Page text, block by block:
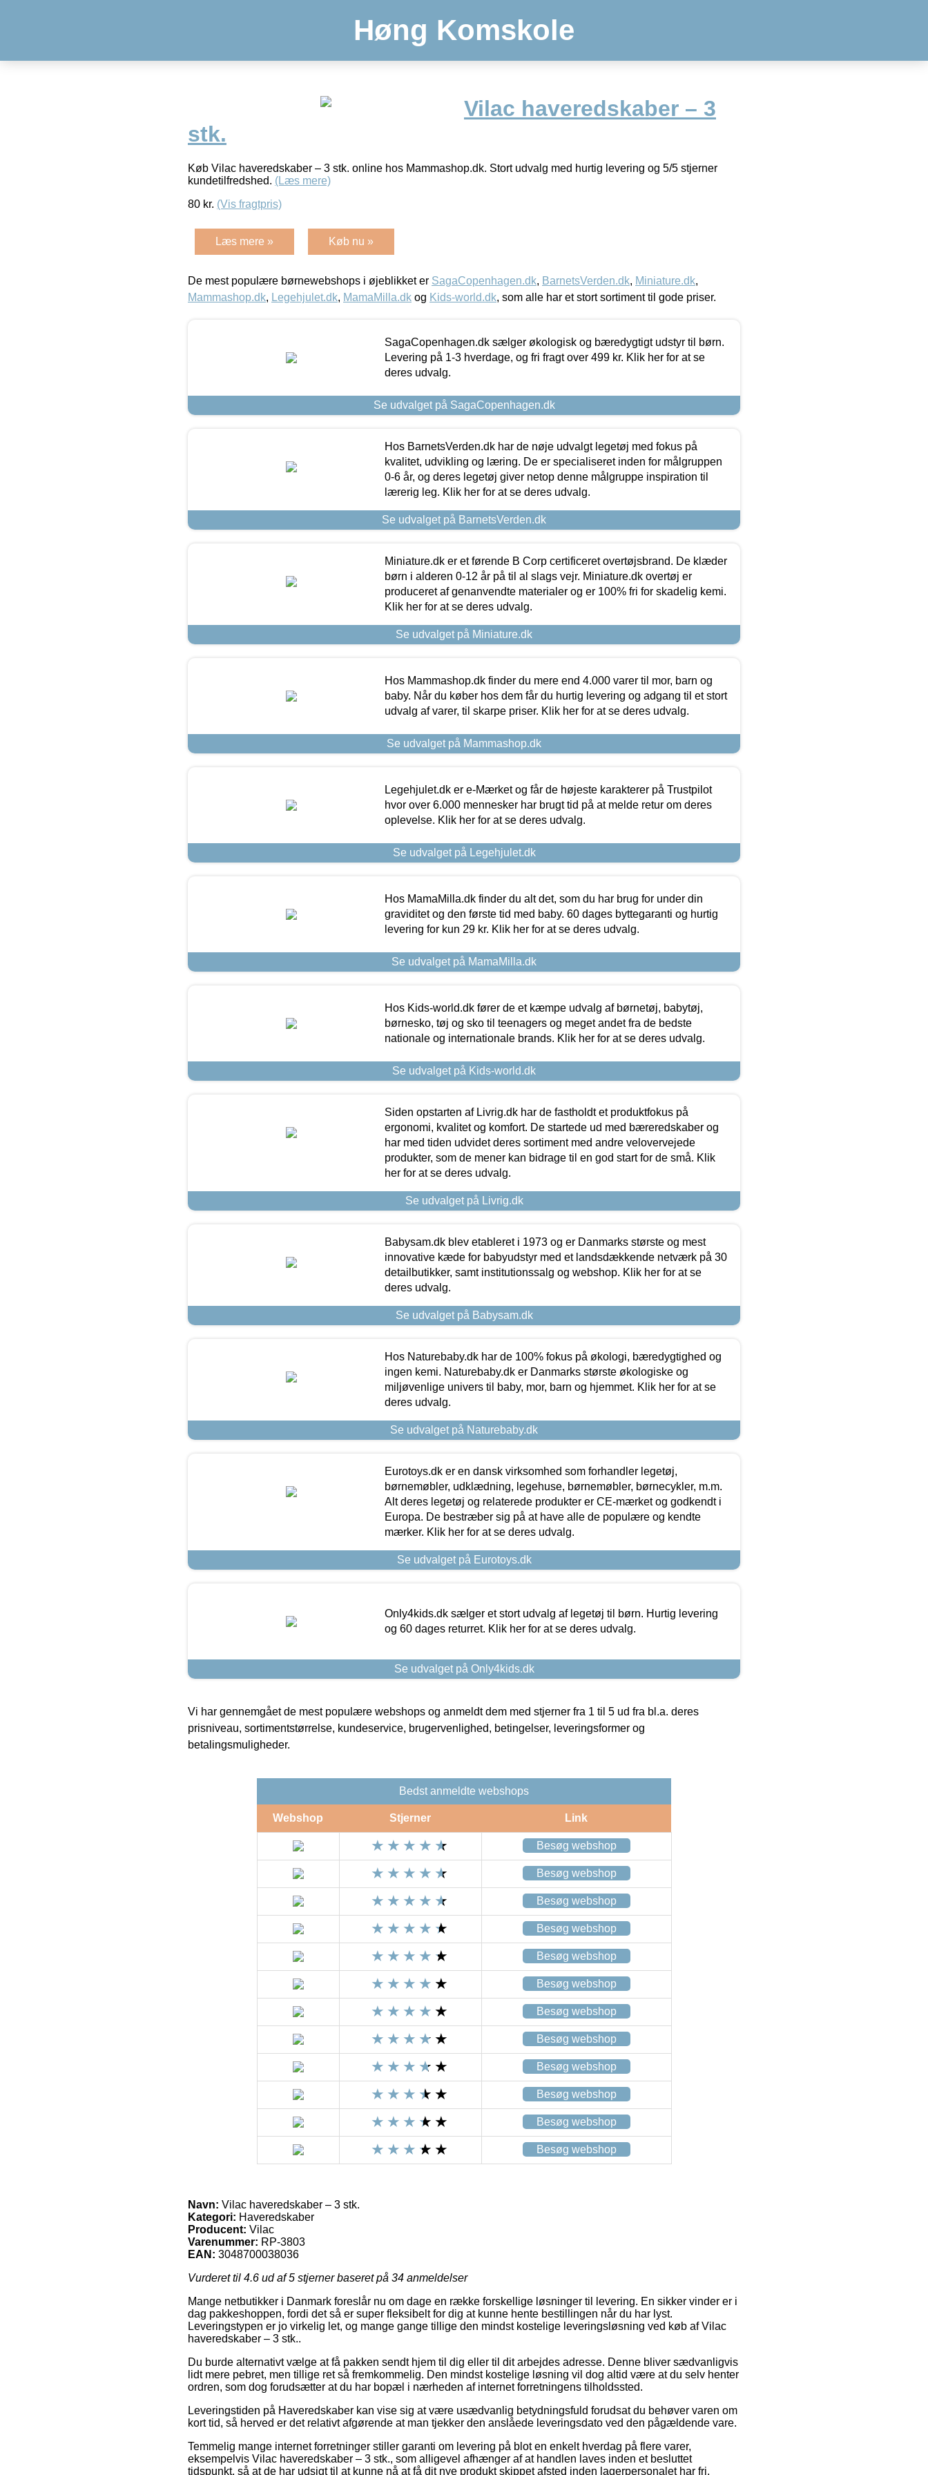
Høng Komskole
Vilac haveredskaber – 3
stk.
Køb Vilac haveredskaber – 3 stk. online hos Mammashop.dk. Stort udvalg med hurtig levering og 5/5 stjerner
kundetilfredshed. (Læs mere)
80 kr. (Vis fragtpris)
Læs mere » Køb nu »
De mest populære børnewebshops i øjeblikket er SagaCopenhagen.dk, BarnetsVerden.dk, Miniature.dk,
Mammashop.dk, Legehjulet.dk, MamaMilla.dk og Kids-world.dk, som alle har et stort sortiment til gode priser.
SagaCopenhagen.dk sælger økologisk og bæredygtigt udstyr til børn.
Levering på 1-3 hverdage, og fri fragt over 499 kr. Klik her for at se
deres udvalg.
Se udvalget på SagaCopenhagen.dk
Hos BarnetsVerden.dk har de nøje udvalgt legetøj med fokus på
kvalitet, udvikling og læring. De er specialiseret inden for målgruppen
0-6 år, og deres legetøj giver netop denne målgruppe inspiration til
lærerig leg. Klik her for at se deres udvalg.
Se udvalget på BarnetsVerden.dk
Miniature.dk er et førende B Corp certificeret overtøjsbrand. De klæder
børn i alderen 0-12 år på til al slags vejr. Miniature.dk overtøj er
produceret af genanvendte materialer og er 100% fri for skadelig kemi.
Klik her for at se deres udvalg.
Se udvalget på Miniature.dk
Hos Mammashop.dk finder du mere end 4.000 varer til mor, barn og
baby. Når du køber hos dem får du hurtig levering og adgang til et stort
udvalg af varer, til skarpe priser. Klik her for at se deres udvalg.
Se udvalget på Mammashop.dk
Legehjulet.dk er e-Mærket og får de højeste karakterer på Trustpilot
hvor over 6.000 mennesker har brugt tid på at melde retur om deres
oplevelse. Klik her for at se deres udvalg.
Se udvalget på Legehjulet.dk
Hos MamaMilla.dk finder du alt det, som du har brug for under din
graviditet og den første tid med baby. 60 dages byttegaranti og hurtig
levering for kun 29 kr. Klik her for at se deres udvalg.
Se udvalget på MamaMilla.dk
Hos Kids-world.dk fører de et kæmpe udvalg af børnetøj, babytøj,
børnesko, tøj og sko til teenagers og meget andet fra de bedste
nationale og internationale brands. Klik her for at se deres udvalg.
Se udvalget på Kids-world.dk
Siden opstarten af Livrig.dk har de fastholdt et produktfokus på
ergonomi, kvalitet og komfort. De startede ud med bæreredskaber og
har med tiden udvidet deres sortiment med andre velovervejede
produkter, som de mener kan bidrage til en god start for de små. Klik
her for at se deres udvalg.
Se udvalget på Livrig.dk
Babysam.dk blev etableret i 1973 og er Danmarks største og mest
innovative kæde for babyudstyr med et landsdækkende netværk på 30
detailbutikker, samt institutionssalg og webshop. Klik her for at se
deres udvalg.
Se udvalget på Babysam.dk
Hos Naturebaby.dk har de 100% fokus på økologi, bæredygtighed og
ingen kemi. Naturebaby.dk er Danmarks største økologiske og
miljøvenlige univers til baby, mor, barn og hjemmet. Klik her for at se
deres udvalg.
Se udvalget på Naturebaby.dk
Eurotoys.dk er en dansk virksomhed som forhandler legetøj,
børnemøbler, udklædning, legehuse, børnemøbler, børnecykler, m.m.
Alt deres legetøj og relaterede produkter er CE-mærket og godkendt i
Europa. De bestræber sig på at have alle de populære og kendte
mærker. Klik her for at se deres udvalg.
Se udvalget på Eurotoys.dk
Only4kids.dk sælger et stort udvalg af legetøj til børn. Hurtig levering
og 60 dages returret. Klik her for at se deres udvalg.
Se udvalget på Only4kids.dk
Vi har gennemgået de mest populære webshops og anmeldt dem med stjerner fra 1 til 5 ud fra bl.a. deres
prisniveau, sortimentstørrelse, kundeservice, brugervenlighed, betingelser, leveringsformer og
betalingsmuligheder.
Bedst anmeldte webshops
Webshop Stjerner Link
Besøg webshop
Besøg webshop
Besøg webshop
Besøg webshop
Besøg webshop
Besøg webshop
Besøg webshop
Besøg webshop
Besøg webshop
Besøg webshop
Besøg webshop
Besøg webshop
Navn: Vilac haveredskaber – 3 stk.
Kategori: Haveredskaber
Producent: Vilac
Varenummer: RP-3803
EAN: 3048700038036
Vurderet til 4.6 ud af 5 stjerner baseret på 34 anmeldelser
Mange netbutikker i Danmark foreslår nu om dage en række forskellige løsninger til levering. En sikker vinder er i
dag pakkeshoppen, fordi det så er super fleksibelt for dig at kunne hente bestillingen når du har lyst.
Leveringstypen er jo virkelig let, og mange gange tillige den mindst kostelige leveringsløsning ved køb af Vilac
haveredskaber – 3 stk..
Du burde alternativt vælge at få pakken sendt hjem til dig eller til dit arbejdes adresse. Denne bliver sædvanligvis
lidt mere pebret, men tillige ret så fremkommelig. Den mindst kostelige løsning vil dog altid være at du selv henter
ordren, som dog forudsætter at du har bopæl i nærheden af internet forretningens tilholdssted.
Leveringstiden på Haveredskaber kan vise sig at være usædvanlig betydningsfuld forudsat du behøver varen om
kort tid, så herved er det relativt afgørende at man tjekker den anslåede leveringsdato ved den pågældende vare.
Temmelig mange internet forretninger stiller garanti om levering på blot en enkelt hverdag på flere varer,
eksempelvis Vilac haveredskaber – 3 stk., som alligevel afhænger af at handlen laves inden et besluttet
tidspunkt, så at de har udsigt til at kunne nå at få dit nye produkt skippet afsted inden lagerpersonalet har fri.